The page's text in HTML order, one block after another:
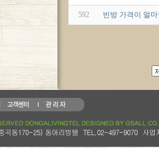
592 빈방 가격이 얼